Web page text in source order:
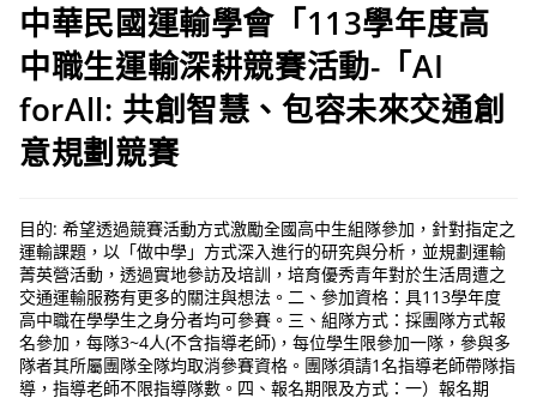
中華民國運輸學會「113學年度高
中職生運輸深耕競賽活動-「AI
forAll: 共創智慧、包容未來交通創
意規劃競賽
目的: 希望透過競賽活動方式激勵全國高中生組隊參加，針對指定之
運輸課題，以「做中學」方式深入進行的研究與分析，並規劃運輸
菁英營活動，透過實地參訪及培訓，培育優秀青年對於生活周遭之
交通運輸服務有更多的關注與想法。二、參加資格：具113學年度
高中職在學學生之身分者均可參賽。三、組隊方式：採團隊方式報
名參加，每隊3~4人(不含指導老師)，每位學生限參加一隊，參與多
隊者其所屬團隊全隊均取消參賽資格。團隊須請1名指導老師帶隊指
導，指導老師不限指導隊數。四、報名期限及方式：一）報名期